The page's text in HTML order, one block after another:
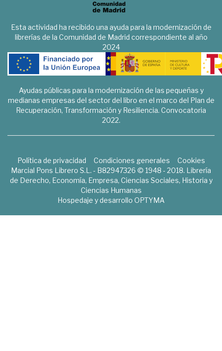
Esta actividad ha recibido una ayuda para la modernización de
librerías de la Comunidad de Madrid correspondiente al año
2024
Ayudas públicas para la modernización de las pequeñas y
medianas empresas del sector del libro en el marco del Plan de
Recuperación, Transformación y Resiliencia. Convocatoria
2022.
Política de privacidad Condiciones generales
Cookies
Marcial Pons Librero S.L. - B82947326 © 1948 - 2018. Librería
de Derecho, Economía, Empresa, Ciencias Sociales, Historia y
Ciencias Humanas
Hospedaje y desarrollo OPTYMA